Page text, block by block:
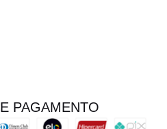
PAGAMENTO